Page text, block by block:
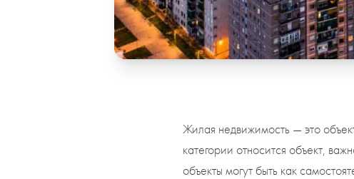
Жилая недвижимость — это
категории относится объект,
объекты могут быть как